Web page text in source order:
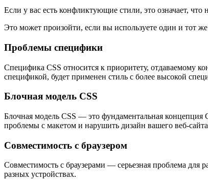
Если у вас есть конфликтующие стили, это означает,
Это может произойти, если вы используете один и тот
Проблемы специфики
Специфика CSS относится к приоритету, отдаваемому
спецификой, будет применен стиль с более высокой
Блочная модель CSS
Блочная модель CSS — это фундаментальная концепция
проблемы с макетом и нарушить дизайн вашего веб-
Совместимость с браузером
Совместимость с браузерами — серьезная проблема для
разных устройствах.